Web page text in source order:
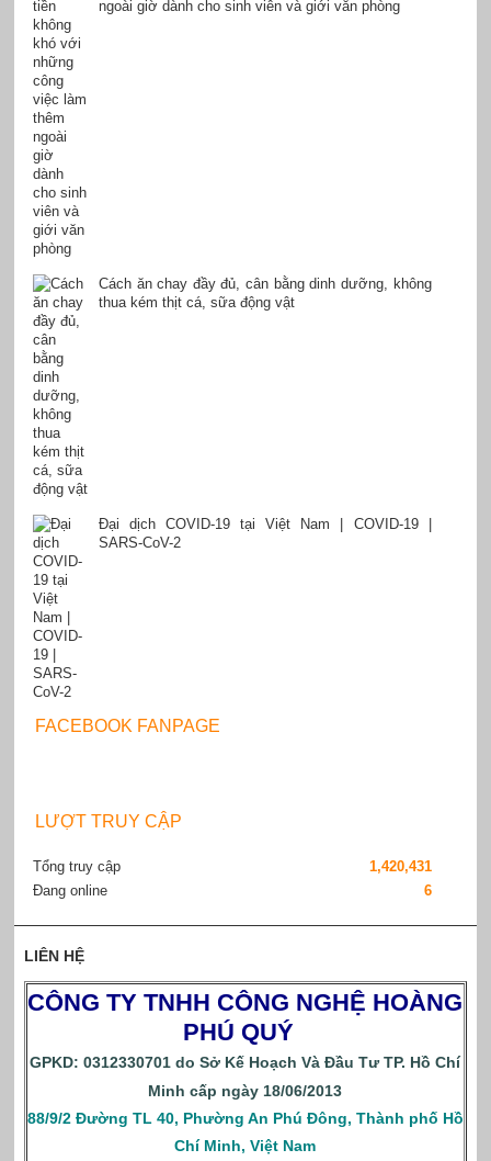
ngoài giờ dành cho sinh viên và giới văn phòng
Cách ăn chay đầy đủ, cân bằng dinh dưỡng, không
thua kém thịt cá, sữa động vật
Đại dịch COVID-19 tại Việt Nam | COVID-19 |
SARS-CoV-2
FACEBOOK FANPAGE
LƯỢT TRUY CẬP
Tổng truy cập
1,420,431
Đang online
6
LIÊN HỆ
CÔNG TY TNHH CÔNG NGHỆ HOÀNG
PHÚ QUÝ
GPKD: 0312330701 do Sở Kế Hoạch Và Đầu Tư TP. Hồ Chí
Minh cấp ngày 18/06/2013
88/9/2 Đường TL 40, Phường An Phú Đông, Thành phố Hồ
Chí Minh, Việt Nam